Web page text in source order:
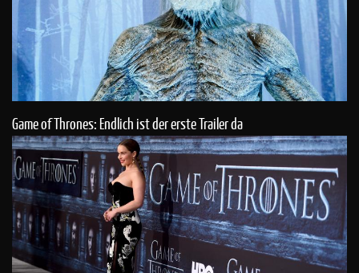
Game of Thrones: Endlich ist der erste Trailer da